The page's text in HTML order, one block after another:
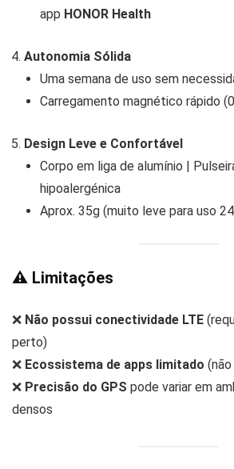
app HONOR Health
Autonomia Sólida
Uma semana de uso sem
Carregamento magnético rápido
Design Leve e Confortável
Corpo em liga de alumínio |
hipoalergénica
Aprox. 35g (muito leve para uso
⚠️ Limitações
❌ Não possui conectividade LTE
perto)
❌ Ecossistema de apps limitado
❌ Precisão do GPS pode variar em
densos